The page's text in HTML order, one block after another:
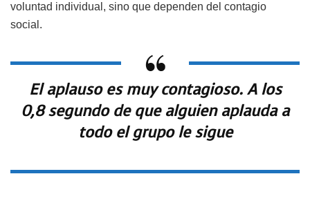
voluntad individual, sino que dependen del contagio
social.
El aplauso es muy contagioso. A los
0,8 segundo de que alguien aplauda a
todo el grupo le sigue